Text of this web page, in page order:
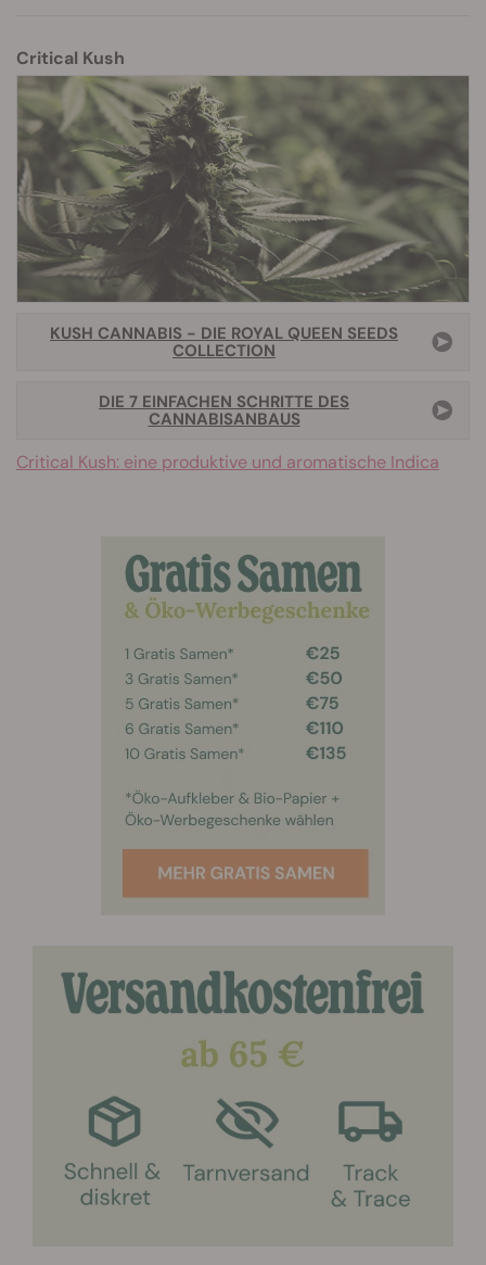
Critical Kush
KUSH CANNABIS - DIE ROYAL QUEEN SEEDS
COLLECTION
DIE 7 EINFACHEN SCHRITTE DES
CANNABISANBAUS
Critical Kush: eine produktive und aromatische Indica